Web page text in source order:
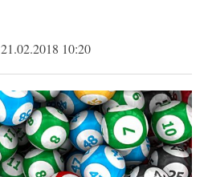
21.02.2018 10:20